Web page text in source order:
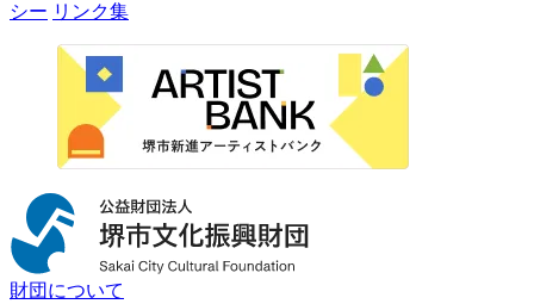
シー リンク集
財団について